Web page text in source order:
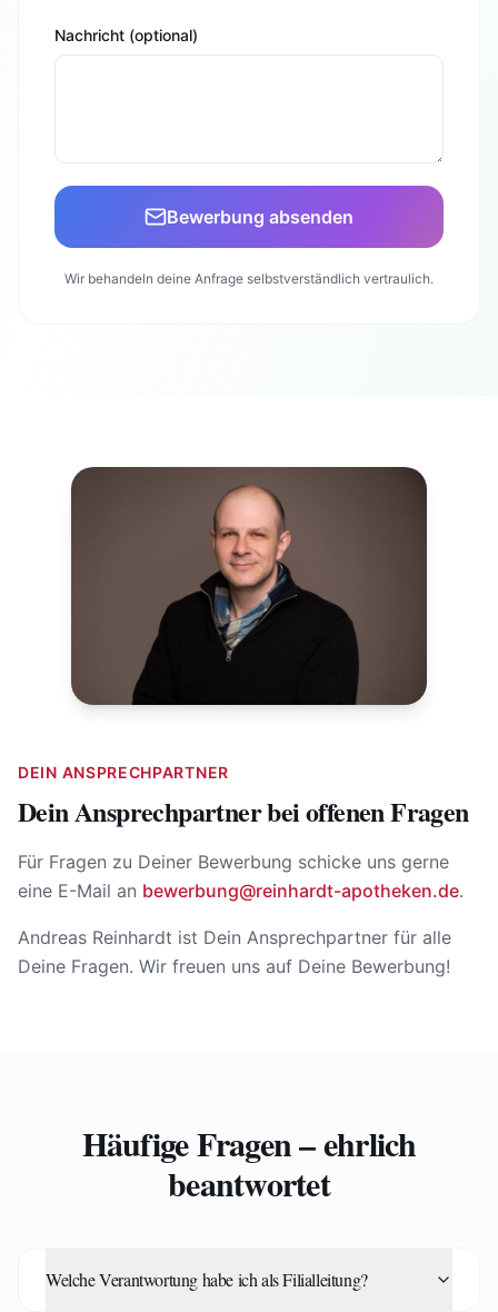
Nachricht (optional)
Bewerbung absenden
Wir behandeln deine Anfrage selbstverständlich vertraulich.
DEIN ANSPRECHPARTNER
Dein Ansprechpartner bei offenen Fragen
Für Fragen zu Deiner Bewerbung schicke uns gerne
eine E-Mail an bewerbung@reinhardt-apotheken.de.
Andreas Reinhardt ist Dein Ansprechpartner für alle
Deine Fragen. Wir freuen uns auf Deine Bewerbung!
Häufige Fragen – ehrlich
beantwortet
Welche Verantwortung habe ich als Filialleitung?